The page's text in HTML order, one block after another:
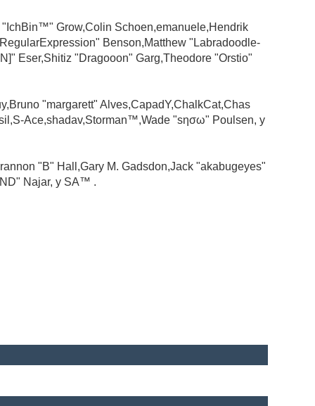
Grow,Colin Schoen,emanuele,Hendrik
Benson,Matthew "Labradoodle-
Eser,Shitiz "Dragooon" Garg,Theodore "Orstio"
"margarett" Alves,CapadY,ChalkCat,Chas
Ace,shadav,Storman™,Wade "sησω" Poulsen, y
"B" Hall,Gary M. Gadsdon,Jack "akabugeyes"
Najar, y SA™ .